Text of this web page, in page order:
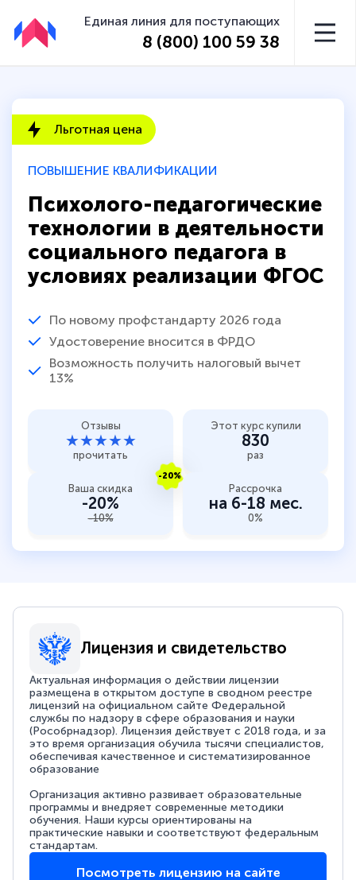
Единая линия для поступающих
8 (800) 100 59 38
ПОВЫШЕНИЕ КВАЛИФИКАЦИИ
Психолого-педагогические
технологии в деятельности
социального педагога в
условиях реализации ФГОС
По новому профстандарту 2026 года
Удостоверение вносится в ФРДО
Возможность получить налоговый вычет
13%
Льготная цена
Отзывы
★★★★★
прочитать
Этот курс купили
830
раз
-20%
Ваша скидка
-20%
-10%
Рассрочка
на 6-18 мес.
0%
Лицензия и свидетельство
Актуальная информация о действии лицензии
размещена в открытом доступе в сводном реестре
лицензий на официальном сайте Федеральной
службы по надзору в сфере образования и науки
(Рособрнадзор). Лицензия действует с 2018 года, и за
это время организация обучила тысячи специалистов,
обеспечивая качественное и систематизированное
образование
Организация активно развивает образовательные
программы и внедряет современные методики
обучения. Наши курсы ориентированы на
практические навыки и соответствуют федеральным
стандартам.
Посмотреть лицензию на сайте